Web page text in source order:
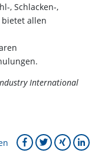
, Schlacken-,
allen
International